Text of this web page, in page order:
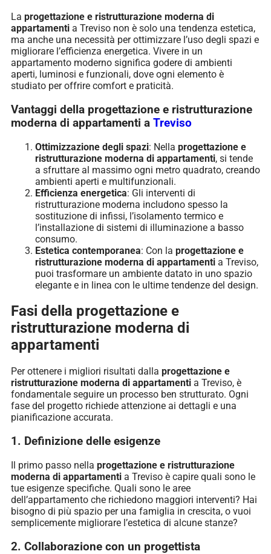
La progettazione e ristrutturazione moderna di
appartamenti a Treviso non è solo una tendenza estetica,
ma anche una necessità per ottimizzare l’uso degli spazi e
migliorare l’efficienza energetica. Vivere in un
appartamento moderno significa godere di ambienti
aperti, luminosi e funzionali, dove ogni elemento è
studiato per offrire comfort e praticità.
Vantaggi della progettazione e ristrutturazione
moderna di appartamenti a Treviso
Ottimizzazione degli spazi: Nella progettazione e
ristrutturazione moderna di appartamenti, si tende
a sfruttare al massimo ogni metro quadrato, creando
ambienti aperti e multifunzionali.
Efficienza energetica: Gli interventi di
ristrutturazione moderna includono spesso la
sostituzione di infissi, l’isolamento termico e
l’installazione di sistemi di illuminazione a basso
consumo.
Estetica contemporanea: Con la progettazione e
ristrutturazione moderna di appartamenti a Treviso,
puoi trasformare un ambiente datato in uno spazio
elegante e in linea con le ultime tendenze del design.
Fasi della progettazione e
ristrutturazione moderna di
appartamenti
Per ottenere i migliori risultati dalla progettazione e
ristrutturazione moderna di appartamenti a Treviso, è
fondamentale seguire un processo ben strutturato. Ogni
fase del progetto richiede attenzione ai dettagli e una
pianificazione accurata.
1. Definizione delle esigenze
Il primo passo nella progettazione e ristrutturazione
moderna di appartamenti a Treviso è capire quali sono le
tue esigenze specifiche. Quali sono le aree
dell’appartamento che richiedono maggiori interventi? Hai
bisogno di più spazio per una famiglia in crescita, o vuoi
semplicemente migliorare l’estetica di alcune stanze?
2. Collaborazione con un progettista